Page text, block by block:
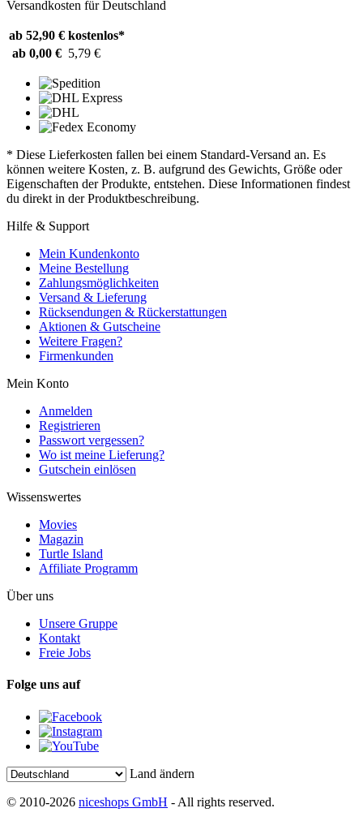
Versandkosten für Deutschland
ab 52,90 € kostenlos*
ab 0,00 € 5,79 €
* Diese Lieferkosten fallen bei einem Standard-Versand an. Es
können weitere Kosten, z. B. aufgrund des Gewichts, Größe oder
Eigenschaften der Produkte, entstehen. Diese Informationen findest
du direkt in der Produktbeschreibung.
Hilfe & Support
Mein Kundenkonto
Meine Bestellung
Zahlungsmöglichkeiten
Versand & Lieferung
Rücksendungen & Rückerstattungen
Aktionen & Gutscheine
Weitere Fragen?
Firmenkunden
Mein Konto
Anmelden
Registrieren
Passwort vergessen?
Wo ist meine Lieferung?
Gutschein einlösen
Wissenswertes
Movies
Magazin
Turtle Island
Affiliate Programm
Über uns
Unsere Gruppe
Kontakt
Freie Jobs
Folge uns auf
Land ändern
© 2010-2026 niceshops GmbH - All rights reserved.